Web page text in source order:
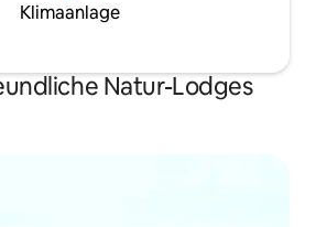
Klimaanlage
Natur-Lodges